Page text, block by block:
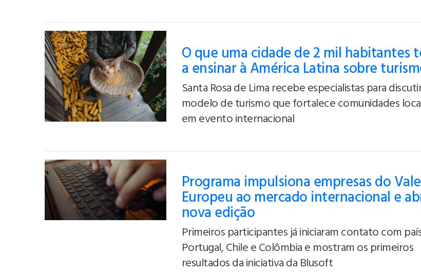
O que uma cidade de 2 mil habitantes
a ensinar à América Latina sobre
Santa Rosa de Lima recebe especialistas para
modelo de turismo que fortalece comunidades
em evento internacional
Programa impulsiona empresas do Vale
Europeu ao mercado internacional e
nova edição
Primeiros participantes já iniciaram contato com
Portugal, Chile e Colômbia e mostram os primeiros
resultados da iniciativa da Blusoft